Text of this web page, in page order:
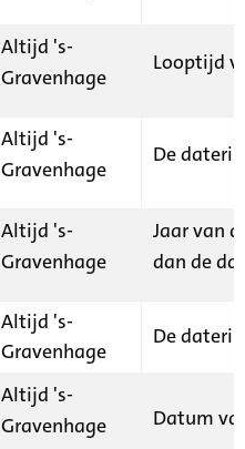
Altijd 's-
Gravenhage
Looptijd
Altijd 's-
Gravenhage
De
Altijd 's-
Gravenhage
Jaar van
dan de
Altijd 's-
Gravenhage
De
Altijd 's-
Gravenhage
Datum